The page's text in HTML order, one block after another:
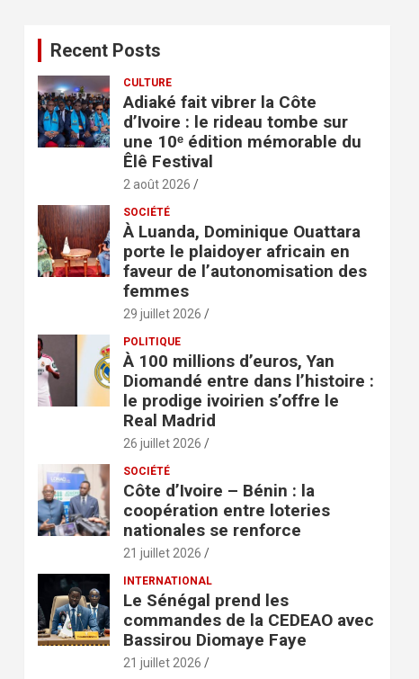
c
h
e
r
Recent Posts
CULTURE
Adiaké fait vibrer la Côte
d’Ivoire : le rideau tombe sur
une 10ᵉ édition mémorable du
Êlê Festival
2 août 2026
SOCIÉTÉ
À Luanda, Dominique Ouattara
porte le plaidoyer africain en
faveur de l’autonomisation des
femmes
29 juillet 2026
POLITIQUE
À 100 millions d’euros, Yan
Diomandé entre dans l’histoire :
le prodige ivoirien s’offre le
Real Madrid
26 juillet 2026
SOCIÉTÉ
Côte d’Ivoire – Bénin : la
coopération entre loteries
nationales se renforce
21 juillet 2026
INTERNATIONAL
Le Sénégal prend les
commandes de la CEDEAO avec
Bassirou Diomaye Faye
21 juillet 2026